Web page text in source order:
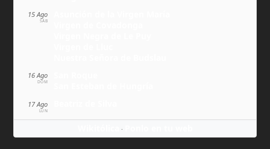
15 Ago
SÁB
16 Ago
DOM
17 Ago
LUN
·